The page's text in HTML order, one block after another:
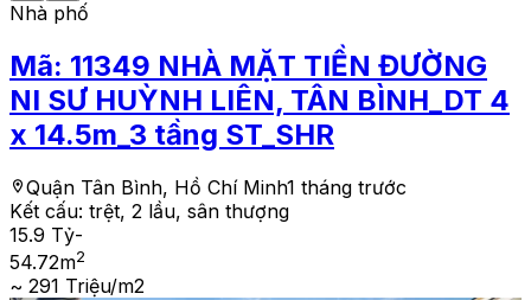
Nhà phố
Mã: 11349 NHÀ MẶT TIỀN ĐƯỜNG
NI SƯ HUỲNH LIÊN, TÂN BÌNH_DT 4
x 14.5m_3 tầng ST_SHR
Quận Tân Bình, Hồ Chí Minh1 tháng trước
Kết cấu: trệt, 2 lầu, sân thượng
15.9 Tỷ-
54.72m2
~ 291 Triệu/m2